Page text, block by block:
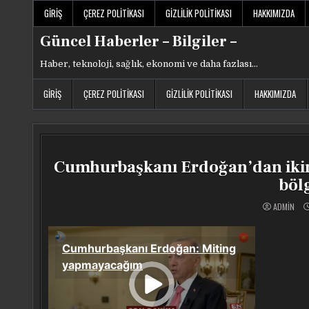
GIRIŞ ÇEREZ POLITIKASI GIZLILIK POLITIKASI HAKKIMIZDA
Güncel Haberler – Bilgiler –
Haber, teknoloji, sağlık, ekonomi ve daha fazlası…
GIRIŞ ÇEREZ POLITIKASI GIZLILIK POLITIKASI HAKKIMIZDA
Cumhurbaşkanı Erdoğan’dan
ADMIN